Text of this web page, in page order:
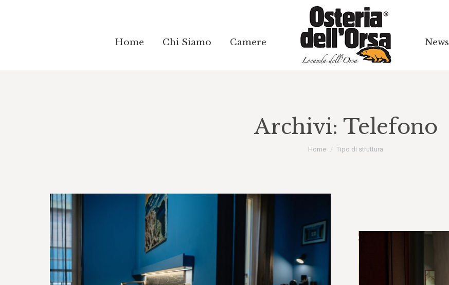
Home Chi Siamo Camere News
Archivi: Telefono
Tu sei qui:
Home Tipo di struttura
Home Chi Siamo Camere News